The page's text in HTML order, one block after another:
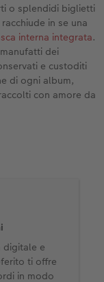
o splendidi biglietti
in se una
interna integrata.
dei
e custoditi
di ogni album,
con amore da
digitale e
ti offre
in modo